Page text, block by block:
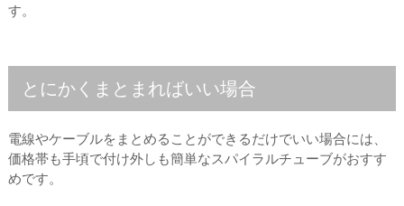
す。
とにかくまとまればいい場合
電線やケーブルをまとめることができるだけでいい場合には、
価格帯も手頃で付け外しも簡単なスパイラルチューブがおすす
めです。